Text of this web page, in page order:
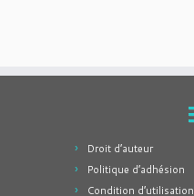
Droit d’auteur
Politique d’adhésion
Condition d’utilisation